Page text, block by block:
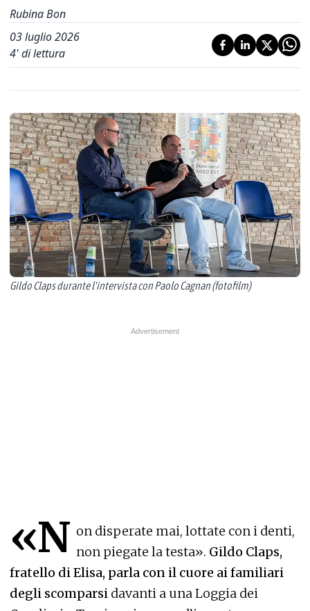
Rubina Bon
03 luglio 2026
4' di lettura
Gildo Claps durante l'intervista con Paolo Cagnan (fotofilm)
«N on disperate mai, lottate con i denti,
non piegate la testa». Gildo Claps,
fratello di Elisa, parla con il cuore ai familiari
degli scomparsi davanti a una Loggia dei